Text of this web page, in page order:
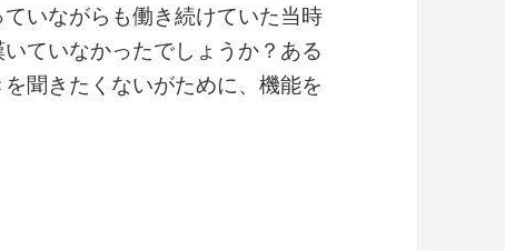
いながらも働き続けていた当時
ていなかったでしょうか？ある
聞きたくないがために、機能を